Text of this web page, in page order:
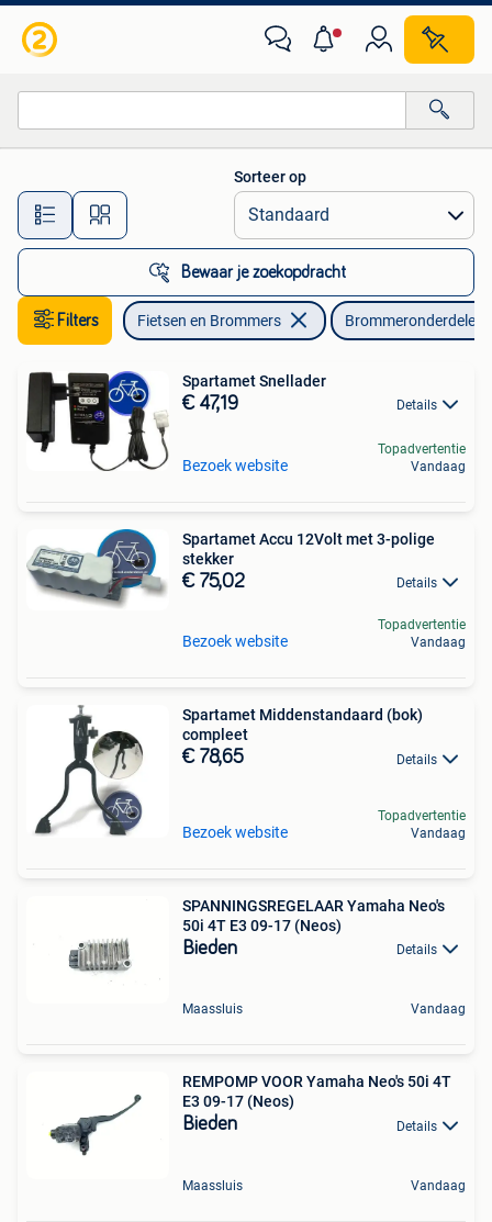
Alle afstanden…
Sorteer op
Bewaar je zoekopdracht
Filters Fietsen en Brommers Brommeronderdelen
Spartamet Snellader
€ 47,19 Details
Bezoek website
Topadvertentie
Vandaag
Spartamet Accu 12Volt met 3-polige
stekker
€ 75,02 Details
Bezoek website
Topadvertentie
Vandaag
Spartamet Middenstandaard (bok)
compleet
€ 78,65 Details
Bezoek website
Topadvertentie
Vandaag
SPANNINGSREGELAAR Yamaha Neo's
50i 4T E3 09-17 (Neos)
Bieden Details
Maassluis Vandaag
REMPOMP VOOR Yamaha Neo's 50i 4T
E3 09-17 (Neos)
Bieden Details
Maassluis Vandaag